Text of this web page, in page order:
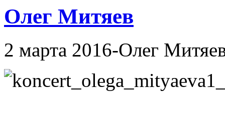
Олег Митяев
2 марта 2016-Олег